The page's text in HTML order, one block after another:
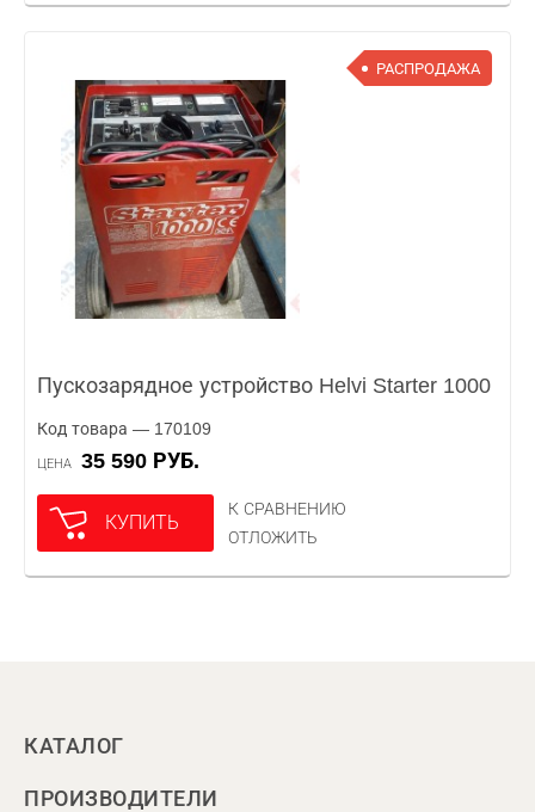
РАСПРОДАЖА
Пускозарядное устройство Helvi Starter 1000
Код товара — 170109
ЦЕНА 35 590 РУБ.
КУПИТЬ
К СРАВНЕНИЮ
ОТЛОЖИТЬ
КАТАЛОГ
ПРОИЗВОДИТЕЛИ